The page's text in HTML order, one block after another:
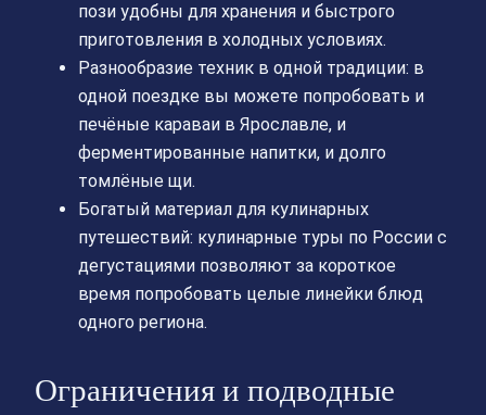
пози удобны для хранения и быстрого
приготовления в холодных условиях.
Разнообразие техник в одной традиции: в
одной поездке вы можете попробовать и
печёные караваи в Ярославле, и
ферментированные напитки, и долго
томлёные щи.
Богатый материал для кулинарных
путешествий: кулинарные туры по России с
дегустациями позволяют за короткое
время попробовать целые линейки блюд
одного региона.
Ограничения и подводные